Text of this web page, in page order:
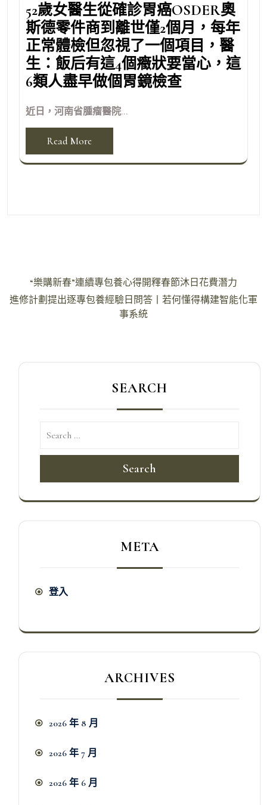
52歲女醫生從確診胃癌OSDER奧
斯德零件商到離世僅2個月，每年
正常體檢但忽視了一個項目，醫
生：飯后有這4個癥狀要當心，這
6類人盡早做個胃鏡檢查
近日，河南省腫瘤醫院...
Read More
章
“樂購新春”連續專包養心得開釋春節沐日花費潛力
進修計劃提出逐專包養經驗日問答丨若何懂得構建智能化軍
事系統
SEARCH
Search
META
登入
ARCHIVES
2026 年 8 月
2026 年 7 月
2026 年 6 月